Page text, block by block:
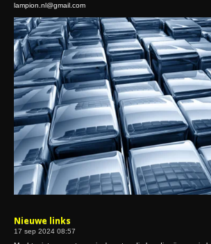
lampion.nl@gmail.com
Nieuwe links
17 sep 2024 08:57